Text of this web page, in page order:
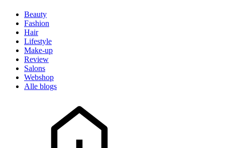
Beauty
Fashion
Hair
Lifestyle
Make-up
Review
Salons
Webshop
Alle blogs